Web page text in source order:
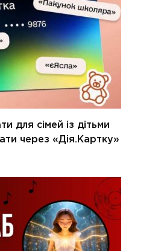
для сімей із дітьми
через «Дія.Картку»